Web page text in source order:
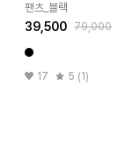
팬츠_블랙
39,500 79,000
17 5 (1)